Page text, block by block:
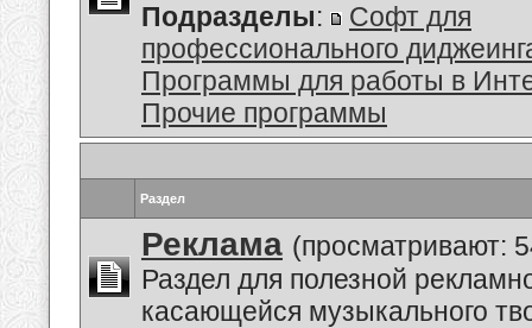
Подразделы:
Софт для
профессионального
Программы для работы в
Прочие программы
Раздел
Реклама (просматривают:
Раздел для полезной
касающейся музыкального